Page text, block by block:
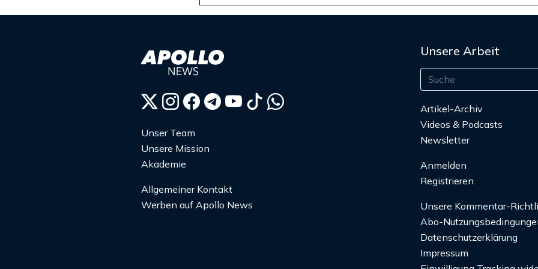
Unser Team
Unsere Mission
Akademie
Allgemeiner Kontakt
Werben auf Apollo News
Unsere Arbeit
Artikel-Archiv
Videos & Podcasts
Newsletter
Anmelden
Registrieren
Unsere Kommentar-
Abo-
Datenschutzerklärung
Impressum